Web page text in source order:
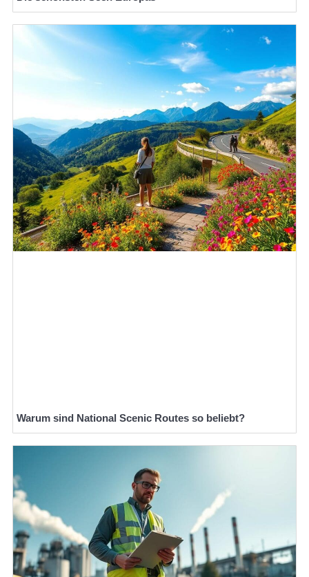
Warum sind National Scenic Routes so beliebt?